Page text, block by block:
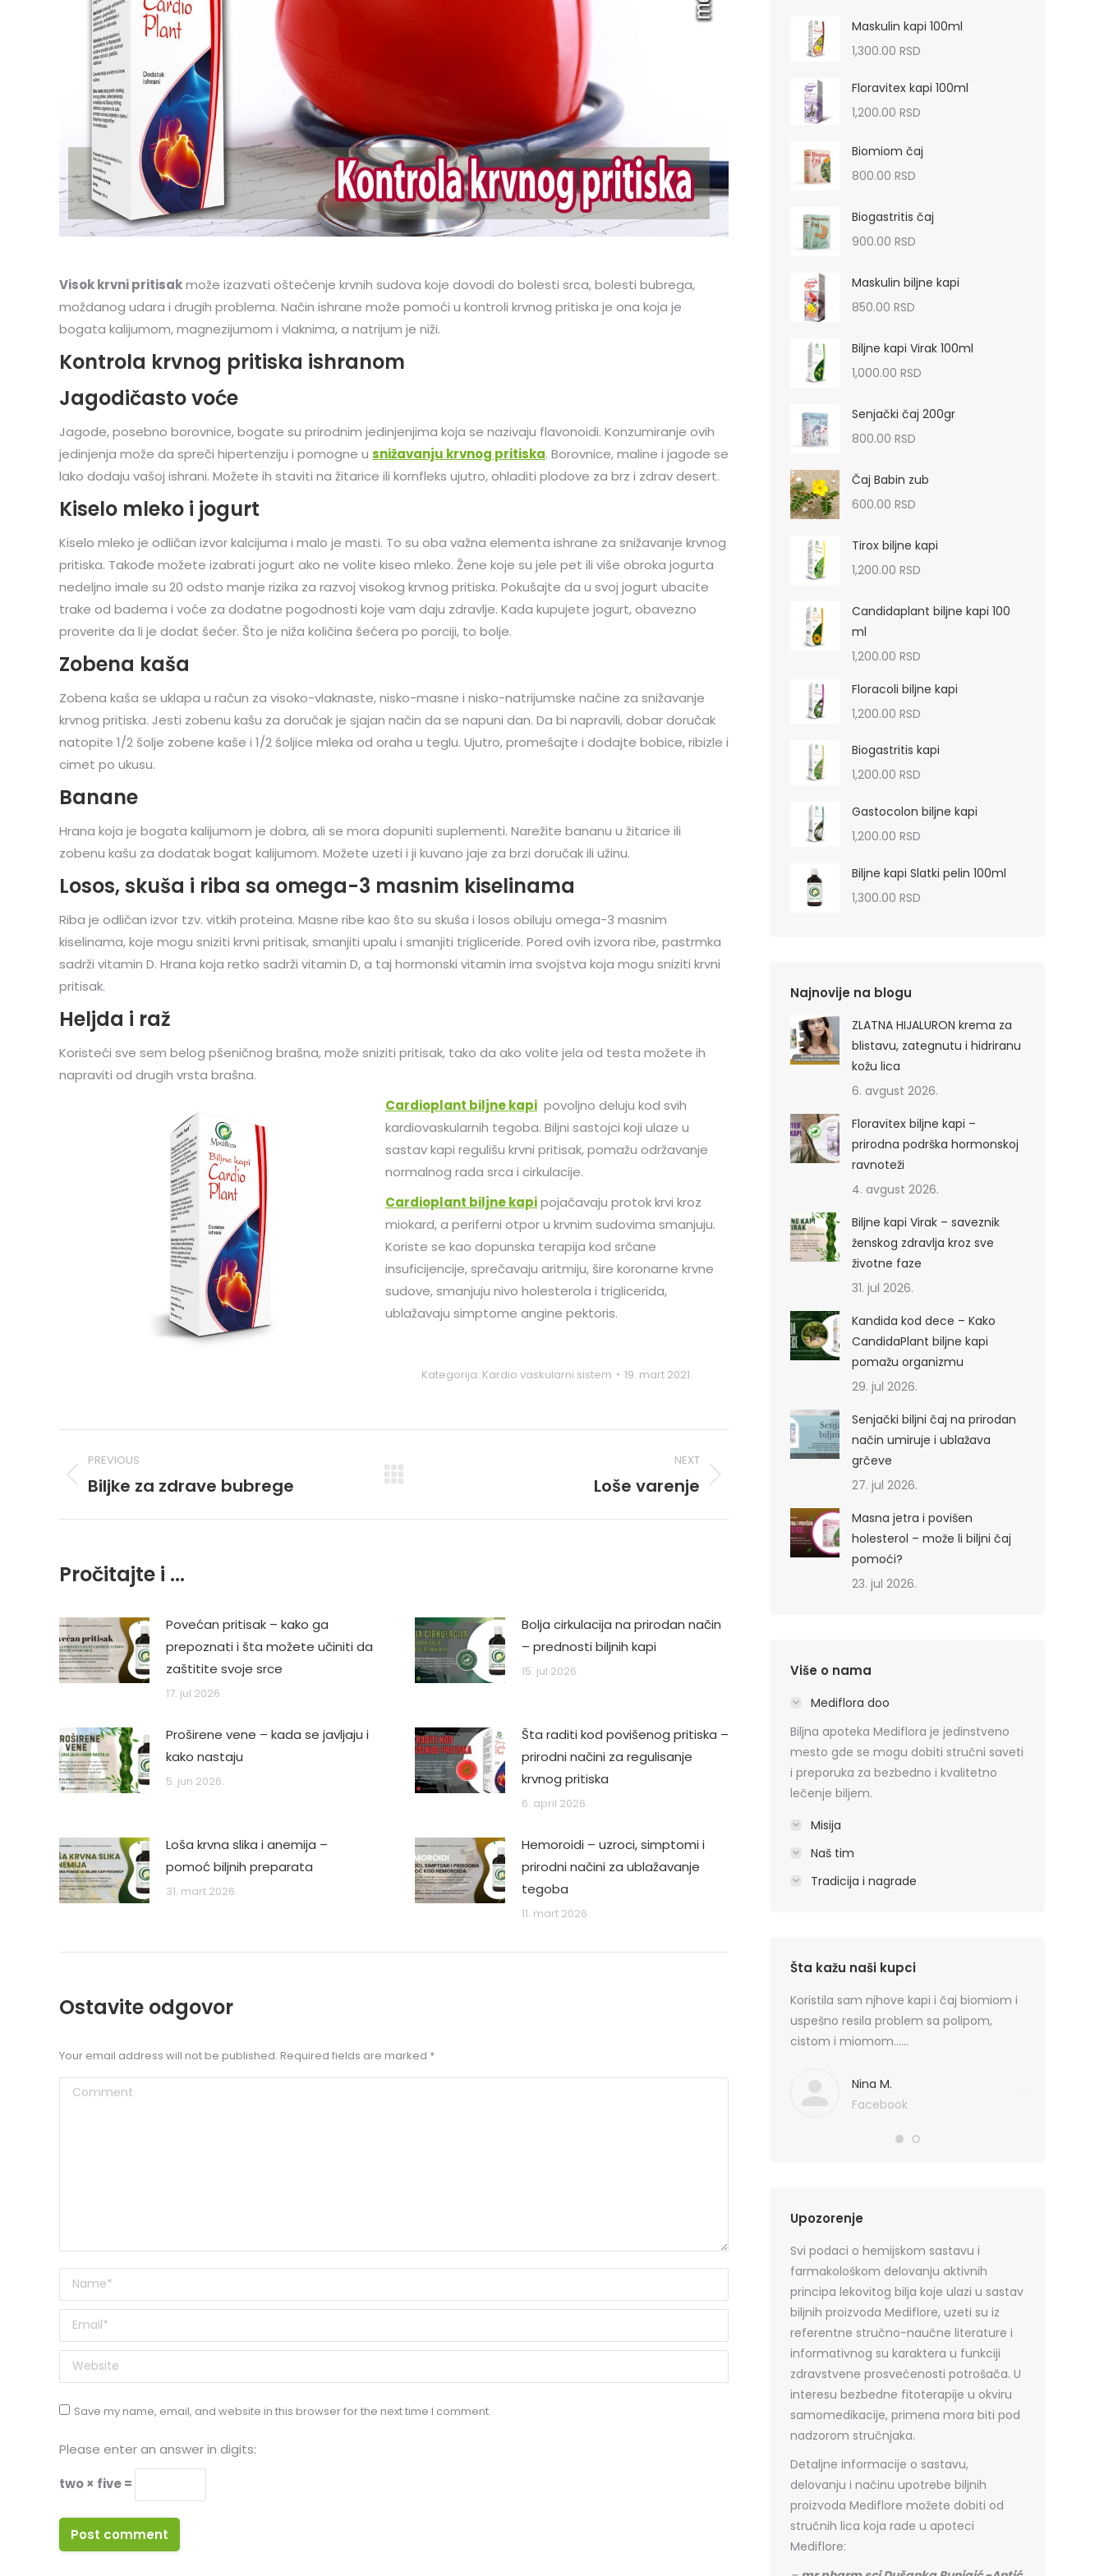
Visok krvni pritisakmože izazvati oštećenje krvnih sudova koje dovodi do bolesti srca, bolesti bubrega,
moždanog udara i drugih problema. Način ishrane može pomoći u kontroli krvnog pritiska je ona koja je
bogata kalijumom, magnezijumom i vlaknima, a natrijum je niži.
Kontrola krvnog pritiska ishranom
Jagodičasto voće
Jagode, posebno borovnice, bogate su prirodnim jedinjenjima koja se nazivaju flavonoidi. Konzumiranje ovih
jedinjenja može da spreči hipertenziju i pomogne u snižavanju krvnog pritiska. Borovnice, maline i jagode se
lako dodaju vašoj ishrani. Možete ih staviti na žitarice ili kornfleks ujutro, ohladiti plodove za brz i zdrav desert.
Kiselo mleko i jogurt
Kiselo mleko je odličan izvor kalcijuma i malo je masti. To su oba važna elementa ishrane za snižavanje krvnog
pritiska. Takođe možete izabrati jogurt ako ne volite kiseo mleko. Žene koje su jele pet ili više obroka jogurta
nedeljno imale su 20 odsto manje rizika za razvoj visokog krvnog pritiska. Pokušajte da u svoj jogurt ubacite
trake od badema i voće za dodatne pogodnosti koje vam daju zdravlje. Kada kupujete jogurt, obavezno
proverite da li je dodat šećer. Što je niža količina šećera po porciji, to bolje.
Zobena kaša
Zobena kaša se uklapa u račun za visoko-vlaknaste, nisko-masne i nisko-natrijumske načine za snižavanje
krvnog pritiska. Jesti zobenu kašu za doručak je sjajan način da se napuni dan. Da bi napravili, dobar doručak
natopite 1/2 šolje zobene kaše i 1/2 šoljice mleka od oraha u teglu. Ujutro, promešajte i dodajte bobice, ribizle i
cimet po ukusu.
Banane
Hrana koja je bogata kalijumom je dobra, ali se mora dopuniti suplementi. Narežite bananu u žitarice ili
zobenu kašu za dodatak bogat kalijumom. Možete uzeti i ji kuvano jaje za brzi doručak ili užinu.
Losos, skuša i riba sa omega-3 masnim kiselinama
Riba je odličan izvor tzv. vitkih proteina. Masne ribe kao što su skuša i losos obiluju omega-3 masnim
kiselinama, koje mogu sniziti krvni pritisak, smanjiti upalu i smanjiti trigliceride. Pored ovih izvora ribe, pastrmka
sadrži vitamin D. Hrana koja retko sadrži vitamin D, a taj hormonski vitamin ima svojstva koja mogu sniziti krvni
pritisak.
Heljda i raž
Koristeći sve sem belog pšeničnog brašna, može sniziti pritisak, tako da ako volite jela od testa možete ih
napraviti od drugih vrsta brašna.
Cardioplant biljne kapi povoljno deluju kod svih
kardiovaskularnih tegoba. Biljni sastojci koji ulaze u
sastav kapi regulišu krvni pritisak, pomažu održavanje
normalnog rada srca i cirkulacije.
Cardioplant biljne kapipojačavaju protok krvi kroz
miokard, a periferni otpor u krvnim sudovima smanjuju.
Koriste se kao dopunska terapija kod srčane
insuficijencije, sprečavaju aritmiju, šire koronarne krvne
sudove, smanjuju nivo holesterola i triglicerida,
ublažavaju simptome angine pektoris.
Kategorija: Kardio vaskularni sistem 19. mart 2021.
Post
navigation
PREVIOUS
Previous
Biljke za zdrave bubrege
NEXT
Loše varenje
Pročitajte i ...
Povećan pritisak – kako ga
prepoznati i šta možete učiniti da
zaštitite svoje srce
17. jul 2026.
Bolja cirkulacija na prirodan način
– prednosti biljnih kapi
15. jul 2026.
Proširene vene – kada se javljaju i
kako nastaju
5. jun 2026.
Šta raditi kod povišenog pritiska –
prirodni načini za regulisanje
krvnog pritiska
6. april 2026.
Loša krvna slika i anemija –
pomoć biljnih preparata
31. mart 2026.
Hemoroidi – uzroci, simptomi i
prirodni načini za ublažavanje
tegoba
11. mart 2026.
Ostavite odgovor
Your email address will not be published. Required fields are marked *
Comment
Name *
Email *
Website
Save my name, email, and website in this browser for the next time I comment.
Please enter an answer in digits:
two × five =
Post comment
Maskulin kapi 100ml
1,300.00 RSD
Floravitex kapi 100ml
1,200.00 RSD
Biomiom čaj
800.00 RSD
Biogastritis čaj
900.00 RSD
Maskulin biljne kapi
850.00 RSD
Biljne kapi Virak 100ml
1,000.00 RSD
Senjački čaj 200gr
800.00 RSD
Čaj Babin zub
600.00 RSD
Tirox biljne kapi
1,200.00 RSD
Candidaplant biljne kapi 100
ml
1,200.00 RSD
Floracoli biljne kapi
1,200.00 RSD
Biogastritis kapi
1,200.00 RSD
Gastocolon biljne kapi
1,200.00 RSD
Biljne kapi Slatki pelin 100ml
1,300.00 RSD
Najnovije na blogu
ZLATNA HIJALURON krema za
blistavu, zategnutu i hidriranu
kožu lica
6. avgust 2026.
Floravitex biljne kapi –
prirodna podrška hormonskoj
ravnoteži
4. avgust 2026.
Biljne kapi Virak – saveznik
ženskog zdravlja kroz sve
životne faze
31. jul 2026.
Kandida kod dece – Kako
CandidaPlant biljne kapi
pomažu organizmu
29. jul 2026.
Senjački biljni čaj na prirodan
način umiruje i ublažava
grčeve
27. jul 2026.
Masna jetra i povišen
holesterol – može li biljni čaj
pomoći?
23. jul 2026.
Više o nama
Mediflora doo
Biljna apoteka Mediflora je jedinstveno
mesto gde se mogu dobiti stručni saveti
i preporuka za bezbedno i kvalitetno
lečenje biljem.
Misija
Naš tim
Tradicija i nagrade
Šta kažu naši kupci
javite se necete zazaliti. Hvala Mediflori.
Koristila sam njhove kapi i čaj biomiom i
uspešno resila problem sa polipom,
cistom i miomom……
Nina M.
Facebook
Upozorenje
Svi podaci o hemijskom sastavu i
farmakološkom delovanju aktivnih
principa lekovitog bilja koje ulazi u sastav
biljnih proizvoda Mediflore, uzeti su iz
referentne stručno-naučne literature i
informativnog su karaktera u funkciji
zdravstvene prosvećenosti potrošača. U
interesu bezbedne fitoterapije u okviru
samomedikacije, primena mora biti pod
nadzorom stručnjaka.
Detaljne informacije o sastavu,
delovanju i načinu upotrebe biljnih
proizvoda Mediflore možete dobiti od
stručnih lica koja rade u apoteci
Mediflore: